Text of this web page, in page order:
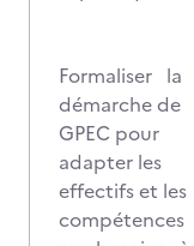
Formaliser la
démarche de
GPEC pour
adapter les
effectifs et les
compétences